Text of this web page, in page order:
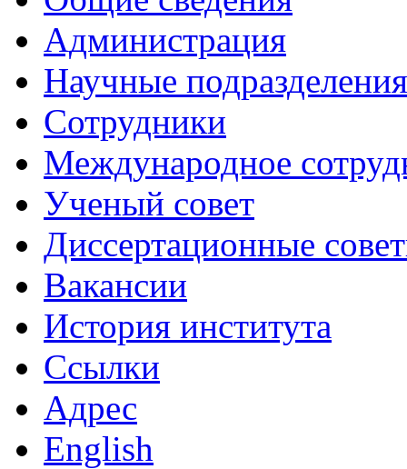
Администрация
Научные подразделения
Сотрудники
Международное
Ученый совет
Диссертационные
Вакансии
История института
Ссылки
Адрес
English